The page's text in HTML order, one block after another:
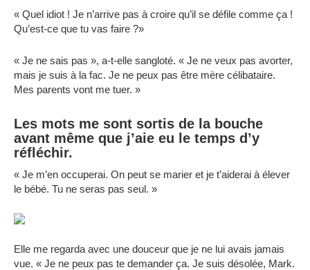
« Quel idiot ! Je n’arrive pas à croire qu’il se défile comme ça !
Qu’est-ce que tu vas faire ?»
« Je ne sais pas », a-t-elle sangloté. « Je ne veux pas avorter,
mais je suis à la fac. Je ne peux pas être mère célibataire.
Mes parents vont me tuer. »
Les mots me sont sortis de la bouche
avant même que j’aie eu le temps d’y
réfléchir.
« Je m’en occuperai. On peut se marier et je t’aiderai à élever
le bébé. Tu ne seras pas seul. »
Elle me regarda avec une douceur que je ne lui avais jamais
vue. « Je ne peux pas te demander ça. Je suis désolée, Mark.